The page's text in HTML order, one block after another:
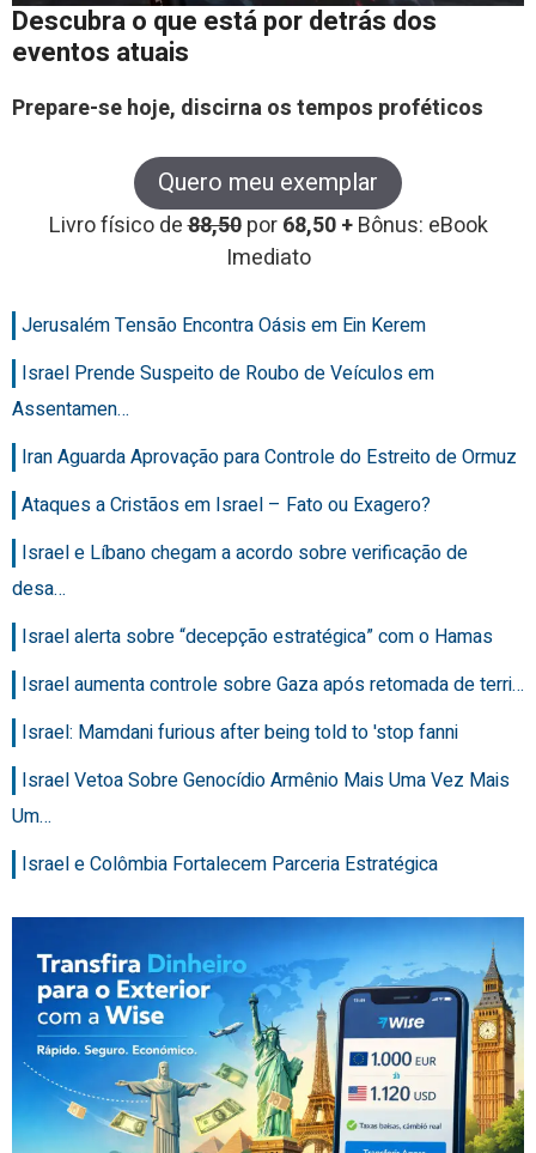
Descubra o que está por detrás dos
eventos atuais
Prepare-se hoje, discirna os tempos proféticos
Quero meu exemplar
Livro físico de88,50 por68,50 +Bônus: eBook
Imediato
Jerusalém Tensão Encontra Oásis em Ein Kerem
Israel Prende Suspeito de Roubo de Veículos em
Assentamen…
Iran Aguarda Aprovação para Controle do Estreito de Ormuz
Ataques a Cristãos em Israel – Fato ou Exagero?
Israel e Líbano chegam a acordo sobre verificação de
desa…
Israel alerta sobre “decepção estratégica” com o Hamas
Israel aumenta controle sobre Gaza após retomada de terri…
Israel: Mamdani furious after being told to 'stop fanni
Israel Vetoa Sobre Genocídio Armênio Mais Uma Vez Mais
Um…
Israel e Colômbia Fortalecem Parceria Estratégica